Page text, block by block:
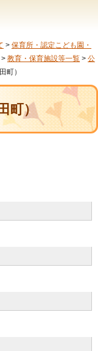
> 保育所・認定こども園・
> 教育・保育施設等一覧 > 公
町）
町）